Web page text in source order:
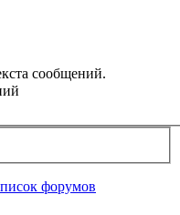
сообщений.
форумов